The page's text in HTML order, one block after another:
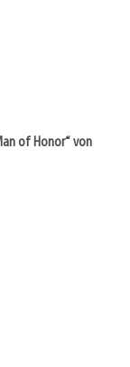
of Honor“ von